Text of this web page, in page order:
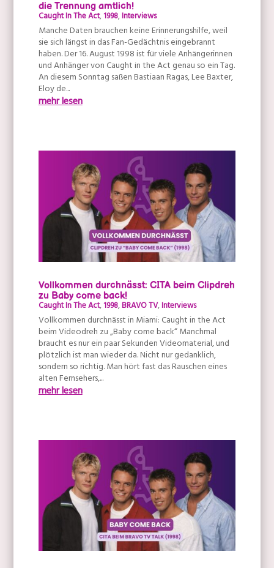
die Trennung amtlich!
Caught In The Act,1998,Interviews
Manche Daten brauchen keine Erinnerungshilfe, weil
sie sich längst in das Fan-Gedächtnis eingebrannt
haben. Der 16. August 1998 ist für viele Anhängerinnen
und Anhänger von Caught in the Act genau so ein Tag.
An diesem Sonntag saßen Bastiaan Ragas, Lee Baxter,
Eloy de...
mehr lesen
Vollkommen durchnässt: CITA beim Clipdreh
zu Baby come back!
Caught In The Act,1998,BRAVO TV,Interviews
Vollkommen durchnässt in Miami: Caught in the Act
beim Videodreh zu „Baby come back“ Manchmal
braucht es nur ein paar Sekunden Videomaterial, und
plötzlich ist man wieder da. Nicht nur gedanklich,
sondern so richtig. Man hört fast das Rauschen eines
alten Fernsehers,...
mehr lesen